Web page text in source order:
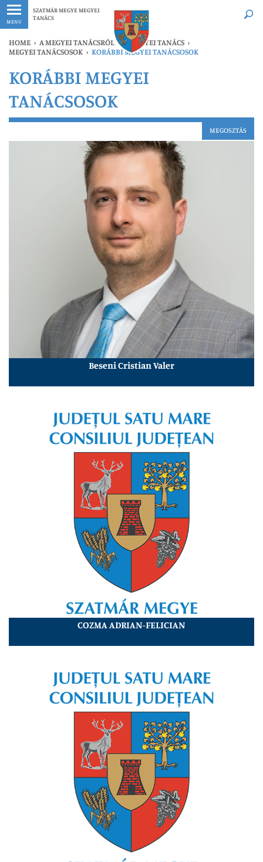
MENU
SZATMÁR MEGYE MEGYEI
TANÁCS
Legfrissebb Bármikor
HOME › A MEGYEI TANÁCSRÓL › A MEGYEI TANÁCS ›
MEGYEI TANÁCSOSOK › KORÁBBI MEGYEI TANÁCSOSOK
KORÁBBI MEGYEI
TANÁCSOSOK
MEGOSZTÁS
Beseni Cristian Valer
COZMA ADRIAN-FELICIAN